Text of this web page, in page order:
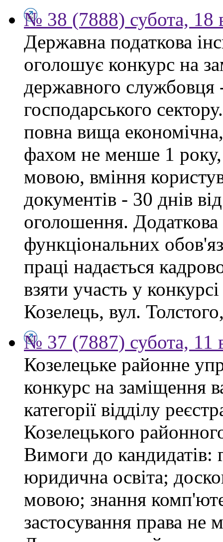
№ 38 (7888) субота, 18
Державна податкова
оголошує конкурс на
державного службовця
господарського
повна вища
фахом не менше 1
мовою, вміння
документів - 30 днів
оголошення.
функціональних
праці надається
взяти участь у
Козелець, вул.
№ 37 (7887) субота, 11
Козелецьке районне
конкурс на заміщення
категорії відділу
Козелецького
Вимоги до кандидатів:
юридична освіта;
мовою; знання
застосування права не